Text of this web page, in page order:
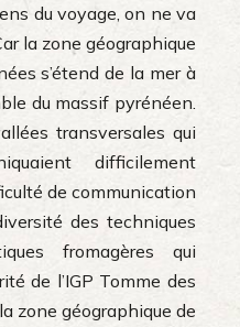
du voyage, on ne va
la zone géographique
s’étend de la mer à
du massif pyrénéen.
transversales qui
difficilement
de communication
des techniques
fromagères qui
de l’IGP Tomme des
zone géographique de